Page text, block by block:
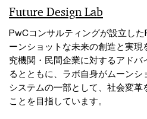
Future Design Lab
PwCコンサルティングが設立し
ーンショットな未来の創造と実
究機関・民間企業に対するアドバ
るとともに、ラボ自身がムーンシ
システムの一部として、社会変革
ことを目指しています。